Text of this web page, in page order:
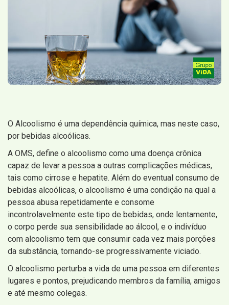
O Alcoolismo é uma dependência química, mas neste caso,
por bebidas alcoólicas.
A OMS, define o alcoolismo como uma doença crônica
capaz de levar a pessoa a outras complicações médicas,
tais como cirrose e hepatite. Além do eventual consumo de
bebidas alcoólicas, o alcoolismo é uma condição na qual a
pessoa abusa repetidamente e consome
incontrolavelmente este tipo de bebidas, onde lentamente,
o corpo perde sua sensibilidade ao álcool, e o indivíduo
com alcoolismo tem que consumir cada vez mais porções
da substância, tornando-se progressivamente viciado.
O alcoolismo perturba a vida de uma pessoa em diferentes
lugares e pontos, prejudicando membros da família, amigos
e até mesmo colegas.